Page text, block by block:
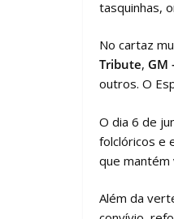
tasquinhas,
No cartaz
Tribute, GM
outros. O
O dia 6 de
folclóricos e
que mantém
Além da